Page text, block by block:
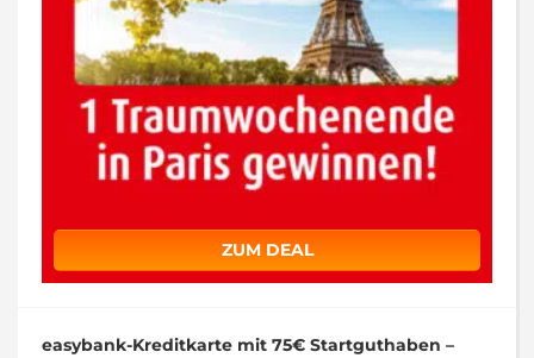
ZUM DEAL
easybank-Kreditkarte mit 75€ Startguthaben –